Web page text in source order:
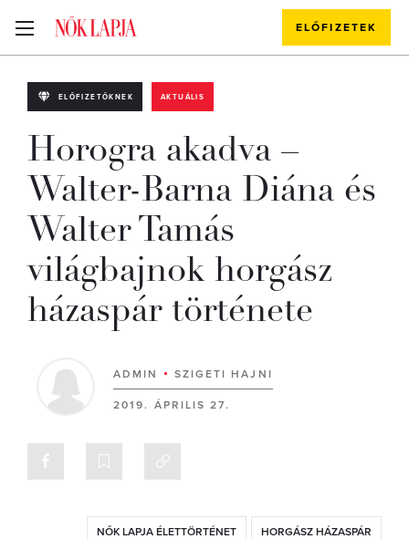
ELŐFIZETEK
ELŐFIZETŐKNEK AKTUÁLIS
Horogra akadva –
Walter-Barna Diána és
Walter Tamás
világbajnok horgász
házaspár története
ADMIN SZIGETI HAJNI
2019. ÁPRILIS 27.
NŐK LAPJA ÉLETTÖRTÉNET HORGÁSZ HÁZASPÁR